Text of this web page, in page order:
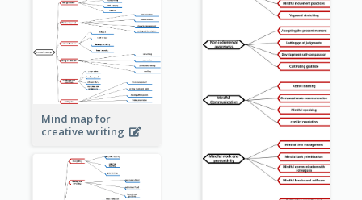
Mind map for
creative writing